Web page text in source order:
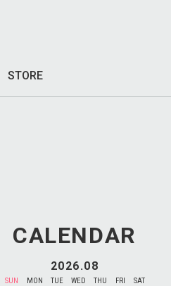
STORE
CALENDAR
2026.08
SUN MON TUE WED THU FRI SAT